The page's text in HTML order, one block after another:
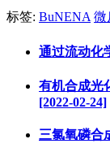
标签: BuNENA 微
通过流动化
有机合成光
[2022-02-24]
三氯氧磷合